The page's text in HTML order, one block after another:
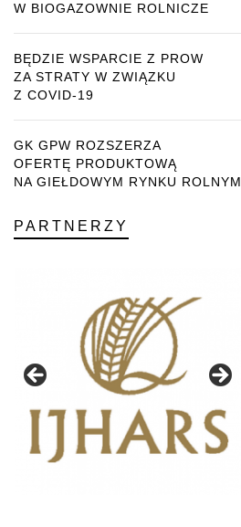
W BIOGAZOWNIE ROLNICZE
BĘDZIE WSPARCIE Z PROW
ZA STRATY W ZWIĄZKU
Z COVID-19
GK GPW ROZSZERZA
OFERTĘ PRODUKTOWĄ
NA GIEŁDOWYM RYNKU ROLNYM
PARTNERZY